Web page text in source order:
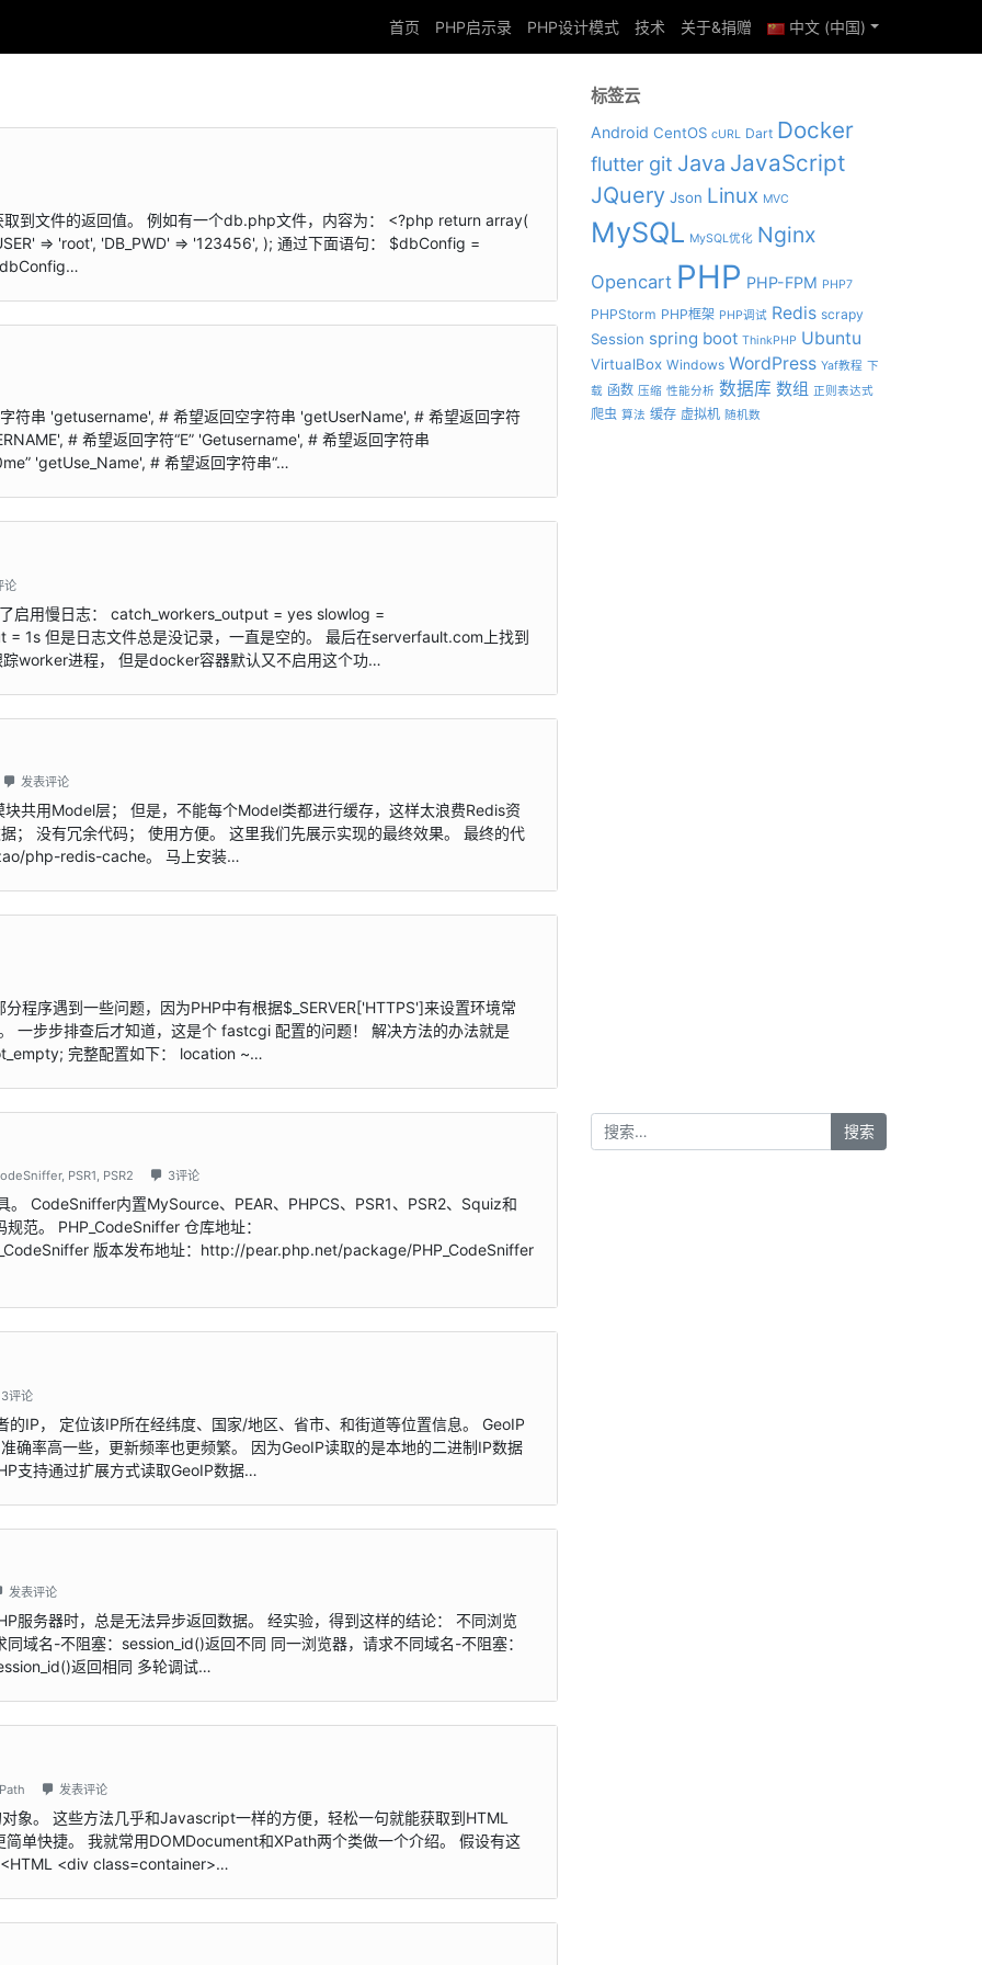
首页 PHP启示录 PHP设计模式 技术 关于&捐赠 中文 (中国)
到文件的返回值。 例如有一个db.php文件，内容为： <?php return array(
=> 'root', 'DB_PWD' => '123456', ); 通过下面语句： $dbConfig =
符串 'getusername', # 希望返回空字符串 'getUserName', # 希望返回字符
# 希望返回字符“E” 'Getusername', # 希望返回字符串
'getUse_Name', # 希望返回字符串“…
论
启用慢日志： catch_workers_output = yes slowlog =
1s 但是日志文件总是没记录，一直是空的。 最后在serverfault.com上找到
worker进程， 但是docker容器默认又不启用这个功…
发表评论
共用Model层； 但是，不能每个Model类都进行缓存，这样太浪费Redis资
； 没有冗余代码； 使用方便。 这里我们先展示实现的最终效果。 最终的代
php-redis-cache。 马上安装…
程序遇到一些问题，因为PHP中有根据$_SERVER['HTTPS']来设置环境常
一步步排查后才知道，这是个 fastcgi 配置的问题！ 解决方法的办法就是
完整配置如下： location ~…
, PSR1, PSR2 3评论
CodeSniffer内置MySource、PEAR、PHPCS、PSR1、PSR2、Squiz和
范。 PHP_CodeSniffer 仓库地址：
版本发布地址：http://pear.php.net/package/PHP_CodeSniffer
3评论
IP， 定位该IP所在经纬度、国家/地区、省市、和街道等位置信息。 GeoIP
确率高一些，更新频率也更频繁。 因为GeoIP读取的是本地的二进制IP数据
支持通过扩展方式读取GeoIP数据…
发表评论
务器时，总是无法异步返回数据。 经实验，得到这样的结论： 不同浏览
域名-不阻塞：session_id()返回不同 同一浏览器，请求不同域名-不阻塞：
返回相同 多轮调试…
发表评论
象。 这些方法几乎和Javascript一样的方便，轻松一句就能获取到HTML
单快捷。 我就常用DOMDocument和XPath两个类做一个介绍。 假设有这
<div class=container>…
标签云
Android CentOS cURL Dart Docker
flutter git Java JavaScript
JQuery Json Linux MVC
MySQL MySQL优化 Nginx
Opencart PHP PHP-FPM PHP7
PHPStorm PHP框架 PHP调试 Redis scrapy
Session spring boot ThinkPHP Ubuntu
VirtualBox Windows WordPress Yaf教程 下
载 函数 压缩 性能分析 数据库 数组 正则表达式
爬虫 算法 缓存 虚拟机 随机数